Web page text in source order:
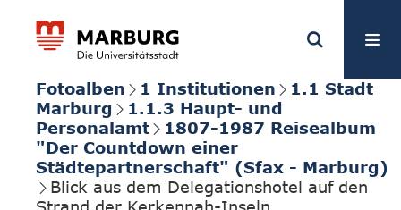
Fotoalben 1 Institutionen
1.1 Stadt
Marburg
1.1.3 Haupt- und
Personalamt
1807-1987 Reisealbum
"Der Countdown einer
Städtepartnerschaft" (Sfax - Marburg)
Blick aus dem Delegationshotel auf den